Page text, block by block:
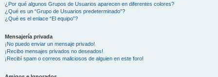
¿Por qué algunos Grupos de Usuarios aparecen en diferentes colores?
¿Qué es un “Grupo de Usuarios predeterminado”?
¿Qué es el enlace “El equipo”?
Mensajería privada
¡No puedo enviar un mensaje privado!
¡Recibo mensajes privados no deseados!
¡Recibí spam o correos maliciosos de alguien en este foro!